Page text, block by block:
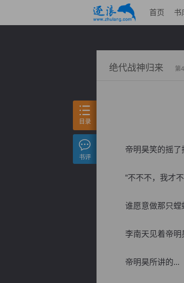
首页 书
绝代战神归来 第
帝明昊笑的摇了摇
“不不不，我才不
谁愿意做那只螳螂
李南天见着帝明昊
帝明昊所讲的...
目录
书评